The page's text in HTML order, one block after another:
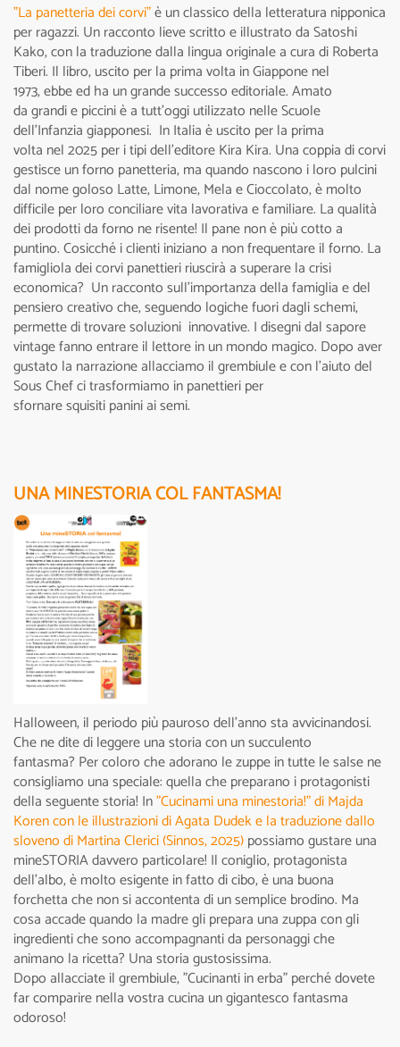
"La panetteria dei corvi"è un classico della letteratura nipponica
per ragazzi. Un racconto lieve scritto e illustrato da Satoshi
Kako, con la traduzione dalla lingua originale a cura di Roberta
Tiberi. Il libro, uscito per la prima volta in Giappone nel
1973, ebbe ed ha un grande successo editoriale. Amato
da grandi e piccini è a tutt’oggi utilizzato nelle Scuole
dell’Infanzia giapponesi. In Italia è uscito per la prima
volta nel 2025 per i tipi dell’editore Kira Kira. Una coppia di corvi
gestisce un forno panetteria, ma quando nascono i loro pulcini
dal nome goloso Latte, Limone, Mela e Cioccolato, è molto
difficile per loro conciliare vita lavorativa e familiare. La qualità
dei prodotti da forno ne risente! Il pane non è più cotto a
puntino. Cosicché i clienti iniziano a non frequentare il forno. La
famigliola dei corvi panettieri riuscirà a superare la crisi
economica? Un racconto sull’importanza della famiglia e del
pensiero creativo che, seguendo logiche fuori dagli schemi,
permette di trovare soluzioni innovative. I disegni dal sapore
vintage fanno entrare il lettore in un mondo magico. Dopo aver
gustato la narrazione allacciamo il grembiule e con l'aiuto del
Sous Chef ci trasformiamo in panettieri per
sfornare squisiti panini ai semi.
UNA MINESTORIA COL FANTASMA!
Halloween, il periodo più pauroso dell'anno sta avvicinandosi.
Che ne dite di leggere una storia con un succulento
fantasma? Per coloro che adorano le zuppe in tutte le salse ne
consigliamo una speciale: quella che preparano i protagonisti
della seguente storia! In"Cucinami una minestoria!" di Majda
Koren con le illustrazioni di Agata Dudek e la traduzione dallo
sloveno di Martina Clerici (Sinnos, 2025)possiamo gustare una
mineSTORIA davvero particolare! Il coniglio, protagonista
dell’albo, è molto esigente in fatto di cibo, è una buona
forchetta che non si accontenta di un semplice brodino. Ma
cosa accade quando la madre gli prepara una zuppa con gli
ingredienti che sono accompagnanti da personaggi che
animano la ricetta? Una storia gustosissima.
Dopo allacciate il grembiule, "Cucinanti in erba" perché dovete
far comparire nella vostra cucina un gigantesco fantasma
odoroso!